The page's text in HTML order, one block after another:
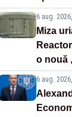
6 aug.
Miza
o nouă
6 aug.